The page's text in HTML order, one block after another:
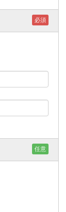
必須
任意